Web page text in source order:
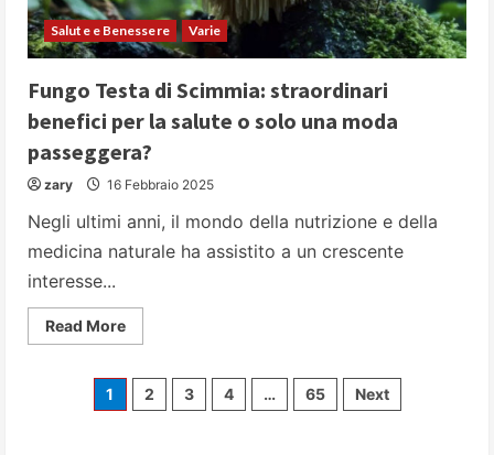
Salute e Benessere Varie
Fungo Testa di Scimmia: straordinari
benefici per la salute o solo una moda
passeggera?
zary 16 Febbraio 2025
Negli ultimi anni, il mondo della nutrizione e della
medicina naturale ha assistito a un crescente
interesse...
Read MoreRead
more
Testa
Scimmia:
Paginazione
1 2 3 4 … 65 Next